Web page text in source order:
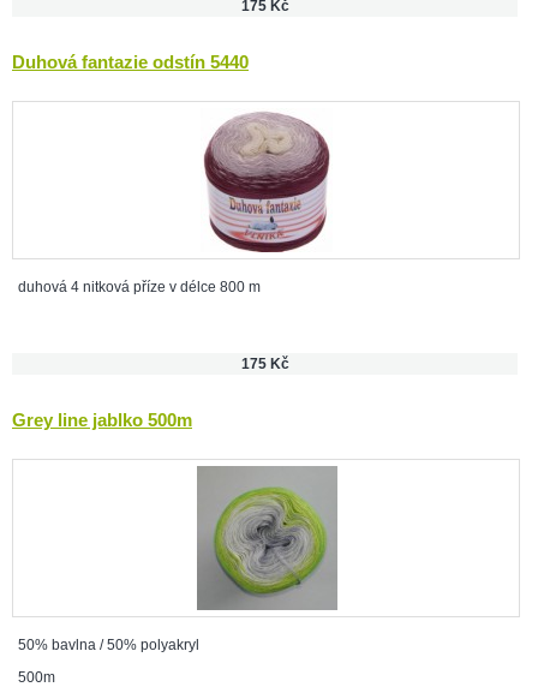
175 Kč
Duhová fantazie odstín 5440
duhová 4 nitková příze v délce 800 m
175 Kč
Grey line jablko 500m
50% bavlna / 50% polyakryl
500m